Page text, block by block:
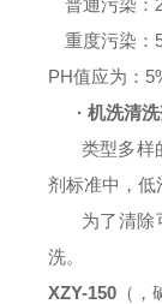
普通污染：
重度污染：
PH值应为：
· 机洗清洗
类型多样
剂标准中，低
为了清除
洗。
XZY-150 （